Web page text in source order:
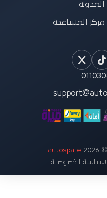
المدونة
مركز المساعدة
autospare
سياسة الخصوصية